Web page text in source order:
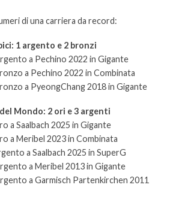
di una carriera da record:
1 argento e 2 bronzi
a Pechino 2022 in Gigante
a Pechino 2022 in Combinata
a PyeongChang 2018 in Gigante
Mondo: 2 ori e 3 argenti
a Saalbach 2025 in Gigante
a Meribel 2023 in Combinata
a Saalbach 2025 in SuperG
a Meribel 2013 in Gigante
a Garmisch Partenkirchen 2011